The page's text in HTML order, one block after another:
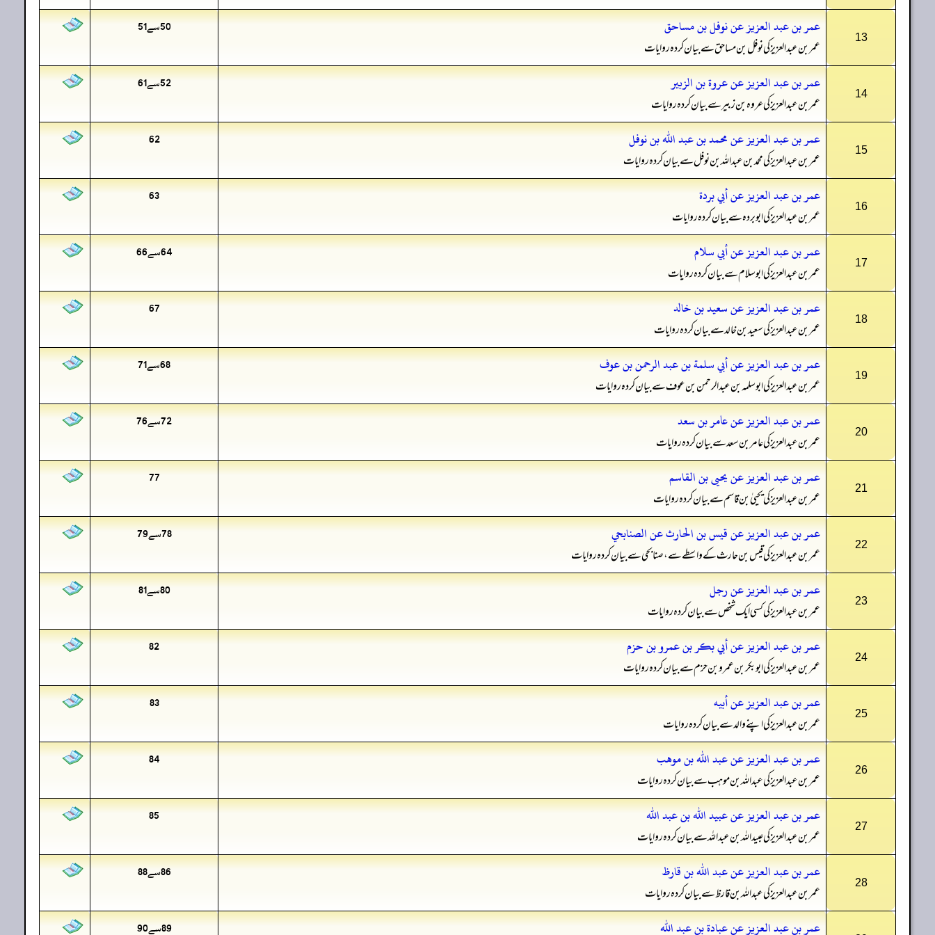
13 عمر بن عبد العزيز عن نوفل بن مساحق
عمر بن عبدالعزیز کی نوفل بن مساحق سے بیان کردہ روایات
50سے51
14 عمر بن عبد العزيز عن عروة بن الزبير
عمر بن عبدالعزیز کی عروہ بن زبیر سے بیان کردہ روایات
52سے61
15 عمر بن عبد العزيز عن محمد بن عبد الله بن نوفل
عمر بن عبدالعزیز کی محمد بن عبداللہ بن نوفل سے بیان کردہ روایات
62
16 عمر بن عبد العزيز عن أبي بردة
عمر بن عبدالعزیز کی ابو بردہ سے بیان کردہ روایات
63
17 عمر بن عبد العزيز عن أبي سلام
عمر بن عبدالعزیز کی ابو سلام سے بیان کردہ روایات
64سے66
18 عمر بن عبد العزيز عن سعيد بن خالد
عمر بن عبدالعزیز کی سعید بن خالد سے بیان کردہ روایات
67
19 عمر بن عبد العزيز عن أبي سلمة بن عبد الرحمن بن عوف
عمر بن عبدالعزیز کی ابو سلمہ بن عبدالرحمن بن عوف سے بیان کردہ روایات
68سے71
20 عمر بن عبد العزيز عن عامر بن سعد
عمر بن عبدالعزیز کی عامر بن سعد سے بیان کردہ روایات
72سے76
21 عمر بن عبد العزيز عن يحيى بن القاسم
عمر بن عبدالعزیز کی یحییٰ بن قاسم سے بیان کردہ روایات
77
22 عمر بن عبد العزيز عن قيس بن الحارث عن الصنابحي
عمر بن عبدالعزیز کی قیس بن حارث کے واسطے سے، صنابحی سے بیان کردہ روایات
78سے79
23 عمر بن عبد العزيز عن رجل
عمر بن عبدالعزیز کی کسی ایک شخص سے بیان کردہ روایات
80سے81
24 عمر بن عبد العزيز عن أبي بكر بن عمرو بن حزم
عمر بن عبدالعزیز کی ابو بکر بن عمرو بن حزم سے بیان کردہ روایات
82
25 عمر بن عبد العزيز عن أبيه
عمر بن عبدالعزیز کی اپنے والد سےبیان کردہ روایات
83
26 عمر بن عبد العزيز عن عبد الله بن موهب
عمر بن عبدالعزیز کی عبداللہ بن موہب سے بیان کردہ روایات
84
27 عمر بن عبد العزيز عن عبيد الله بن عبد الله
عمر بن عبدالعزیز کی عبیداللہ بن عبداللہ سے بیان کردہ روایات
85
28 عمر بن عبد العزيز عن عبد الله بن قارظ
عمر بن عبدالعزیز کی عبداللہ بن قارظ سے بیان کردہ روایات
86سے88
عمر بن عبد العزيز عن عبادة بن عبد الله 89سے90